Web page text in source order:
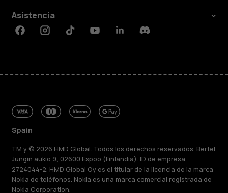
Asistencia
FacebookInstagramTiktokYoutubeLinkedinDiscord
Spain
TM y © 2026 HMD Global. Todos los derechos reservados. Bertel
Jungin aukio 9, 02600 Espoo (Finlandia). ID de empresa
2724044-2. HMD Global Oy es el titular de la licencia de la marca
Nokia de teléfonos. Nokia es una marca comercial registrada de
Nokia Corporation.